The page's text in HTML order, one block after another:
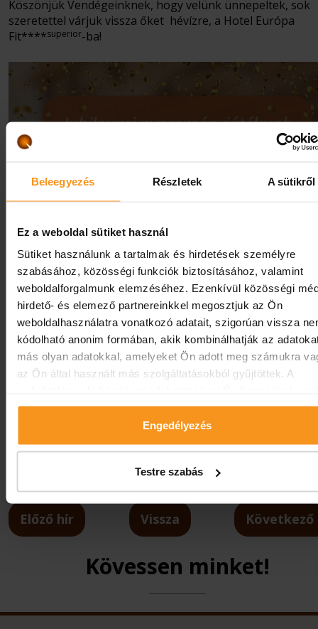
Beleegyezés Részletek A sütikről
Ez a weboldal sütiket használ
Sütiket használunk a tartalmak és hirdetések személyre
szabásához, közösségi funkciók biztosításához, valamint
weboldalforgalmunk elemzéséhez. Ezenkívül közösségi
hirdető- és elemező partnereinkkel megosztjuk az Ön
weboldalhasználatra vonatkozó adatait, szigorúan vissza
kódolható anonim formában, akik kombinálhatják az
más olyan adatokkal, amelyeket Ön adott meg számukra
az Ön által használt más szolgáltatásokból gyűjtöttek. A
használatához.
Engedélyezés
Testre szabás
Köszönjük Vendégeinknek, hogy velünk ünnepeltek, sok
szeretettel várjuk vissza őket hévízre, a Hotel Európa
Fit****superior-ba!
Előző hír Vissza Következő
Kövessen minket!